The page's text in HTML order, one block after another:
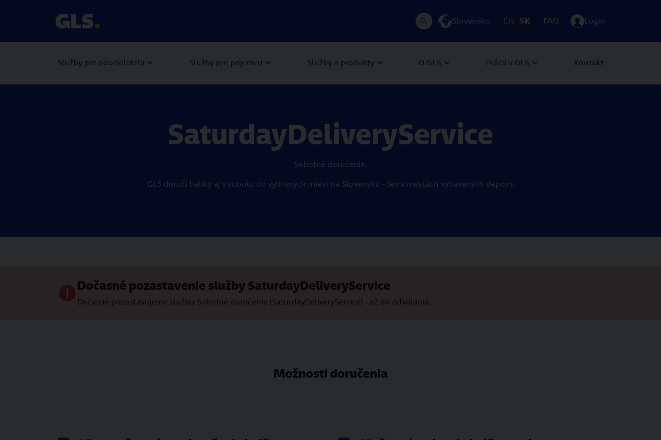
Slovensko EN SK FAQ Login
Služby pre odosielateľa Služby pre príjemcu Služby a produkty O GLS Práca v GLS Kontakt
SaturdayDeliveryService
Sobotné doručenie.
GLS doručí balíky aj v sobotu do vybraných miest na Slovensku - len v mestách vybavených depom.
Dočasné pozastavenie služby SaturdayDeliveryService
Dočasne pozastavujeme službu Sobotné doručenie (SaturdayDeliveryService) - až do odvolania.
Možnosti doručenia